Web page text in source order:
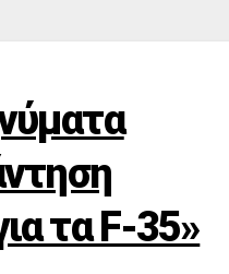
τα F-35»